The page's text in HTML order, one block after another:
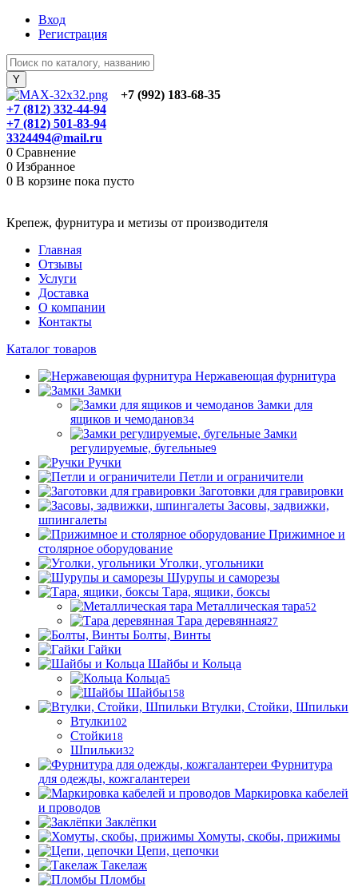
Вход
Регистрация
+7 (992) 183-68-35
+7 (812) 332-44-94
+7 (812) 501-83-94
3324494@mail.ru
0 Сравнение
0 Избранное
0 В корзине пока пусто
Крепеж, фурнитура и метизы от производителя
Главная
Отзывы
Услуги
Доставка
О компании
Контакты
Каталог товаров
Нержавеющая фурнитура
Замки
Замки для
ящиков и чемоданов34
Замки
регулируемые, бугельные9
Ручки
Петли и ограничители
Заготовки для гравировки
Засовы, задвижки,
шпингалеты
Прижимное и
столярное оборудование
Уголки, угольники
Шурупы и саморезы
Тара, ящики, боксы
Металлическая тара52
Тара деревянная27
Болты, Винты
Гайки
Шайбы и Кольца
Кольца5
Шайбы158
Втулки, Стойки, Шпильки
Втулки102
Стойки18
Шпильки32
Фурнитура
для одежды, кожгалантереи
Маркировка кабелей
и проводов
Заклёпки
Хомуты, скобы, прижимы
Цепи, цепочки
Такелаж
Пломбы